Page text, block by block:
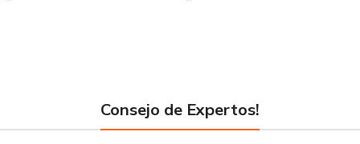
Consejo de Expertos!